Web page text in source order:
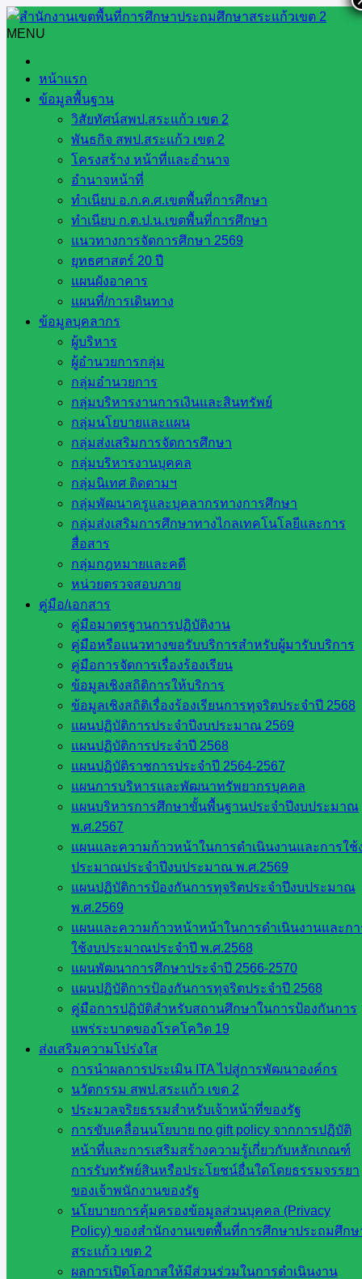
Skip
to
content
MENU
หน้าแรก
ข้อมูลพื้นฐาน
วิสัยทัศน์สพป.สระแก้ว เขต 2
พันธกิจ สพป.สระแก้ว เขต 2
โครงสร้าง หน้าที่และอำนาจ
อำนาจหน้าที่
ทำเนียบ อ.ก.ค.ศ.เขตพื้นที่การศึกษา
ทำเนียบ ก.ต.ป.น.เขตพื้นที่การศึกษา
แนวทางการจัดการศึกษา 2569
ยุทธศาสตร์ 20 ปี
แผนผังอาคาร
แผนที่/การเดินทาง
ข้อมูลบุคลากร
ผู้บริหาร
ผู้อำนวยการกลุ่ม
กลุ่มอำนวยการ
กลุ่มบริหารงานการเงินและสินทรัพย์
กลุ่มนโยบายและแผน
กลุ่มส่งเสริมการจัดการศึกษา
กลุ่มบริหารงานบุคคล
กลุ่มนิเทศ ติดตามฯ
กลุ่มพัฒนาครูและบุคลากรทางการศึกษา
กลุ่มส่งเสริมการศึกษาทางไกลเทคโนโลยีและการ
สื่อสาร
กลุ่มกฎหมายและคดี
หน่วยตรวจสอบภาย
คู่มือ/เอกสาร
คู่มือมาตรฐานการปฏิบัติงาน
คู่มือหรือแนวทางขอรับบริการสำหรับผู้มารับบริการ
คู่มือการจัดการเรื่องร้องเรียน
ข้อมูลเชิงสถิติการให้บริการ
ข้อมูลเชิงสถิติเรื่องร้องเรียนการทุจริตประจำปี 2568
แผนปฏิบัติการประจำปีงบประมาณ 2569
แผนปฏิบัติการประจำปี 2568
แผนปฏิบัติราชการประจำปี 2564-2567
แผนการบริหารและพัฒนาทรัพยากรบุคคล
แผนบริหารการศึกษาขั้นพื้นฐานประจำปีงบประมาณ
พ.ศ.2567
แผนและความก้าวหน้าในการดำเนินงานและการใช้
ประมาณประจำปีงบประมาณ พ.ศ.2569
แผนปฏิบัติการป้องกันการทุจริตประจำปีงบประมาณ
พ.ศ.2569
แผนและความก้าวหน้าหน้าในการดำเนินงานและก
ใช้งบประมาณประจำปี พ.ศ.2568
แผนพัฒนาการศึกษาประจำปี 2566-2570
แผนปฏิบัติการป้องกันการทุจริตประจำปี 2568
คู่มือการปฏิบัติสำหรับสถานศึกษาในการป้องกันการ
แพร่ระบาดของโรคโควิด 19
ส่งเสริมความโปร่งใส
การนำผลการประเมิน ITA ไปสู่การพัฒนาองค์กร
นวัตกรรม สพป.สระแก้ว เขต 2
ประมวลจริยธรรมสำหรับเจ้าหน้าที่ของรัฐ
การขับเคลื่อนนโยบาย no gift policy จากการปฏิบัติ
หน้าที่และการเสริมสร้างความรู้เกี่ยวกับหลักเกณฑ์
การรับทรัพย์สินหรือประโยชน์อื่นใดโดยธรรมจรรยา
ของเจ้าพนักงานของรัฐ
นโยบายการคุ้มครองข้อมูลส่วนบุคคล (Privacy
Policy) ของสำนักงานเขตพื้นที่การศึกษาประถมศึกษ
สระแก้ว เขต 2
ผลการเปิดโอกาสให้มีส่วนร่วมในการดำเนินงาน
Search
แผนสพป.
แผนสพป.
แผนปฏิบัติราชการประจำปีงบประมาณ
เมษายน 1, 2022
ช่องทางรับฟังความคิดเห็น สพป.สระแก้ว
สิงหาคม 12, 2021สิงหาคม 12, 2021
กำลังโหลด…
แผนการใช้จ่ายงบประมาณประจำ
ปีงบประมาณ 2565
สิงหาคม 6, 2021กรกฎาคม 18, 2022
แผนยุทธศาสตร์หรือแผนพัฒนาหน่วยงาน
สิงหาคม 6, 2021มิถุนายน 18, 2024
แผนปฏิบัติราชการประจำปีงบประมาณ
สิงหาคม 5, 2021พฤษภาคม 17, 2022 แผนสพป.
แผนการใช้จ่ายงบประมาณประจำปี 2564
สิงหาคม 5, 2021สิงหาคม 8, 2021 แผนสพป.
แผนปฏิบัติการป้องกันการทุจริตประจำปี
สิงหาคม 5, 2021สิงหาคม 8, 2021 แผนสพป.
หน่วยงาน
ที่เกี่ยวข้อง